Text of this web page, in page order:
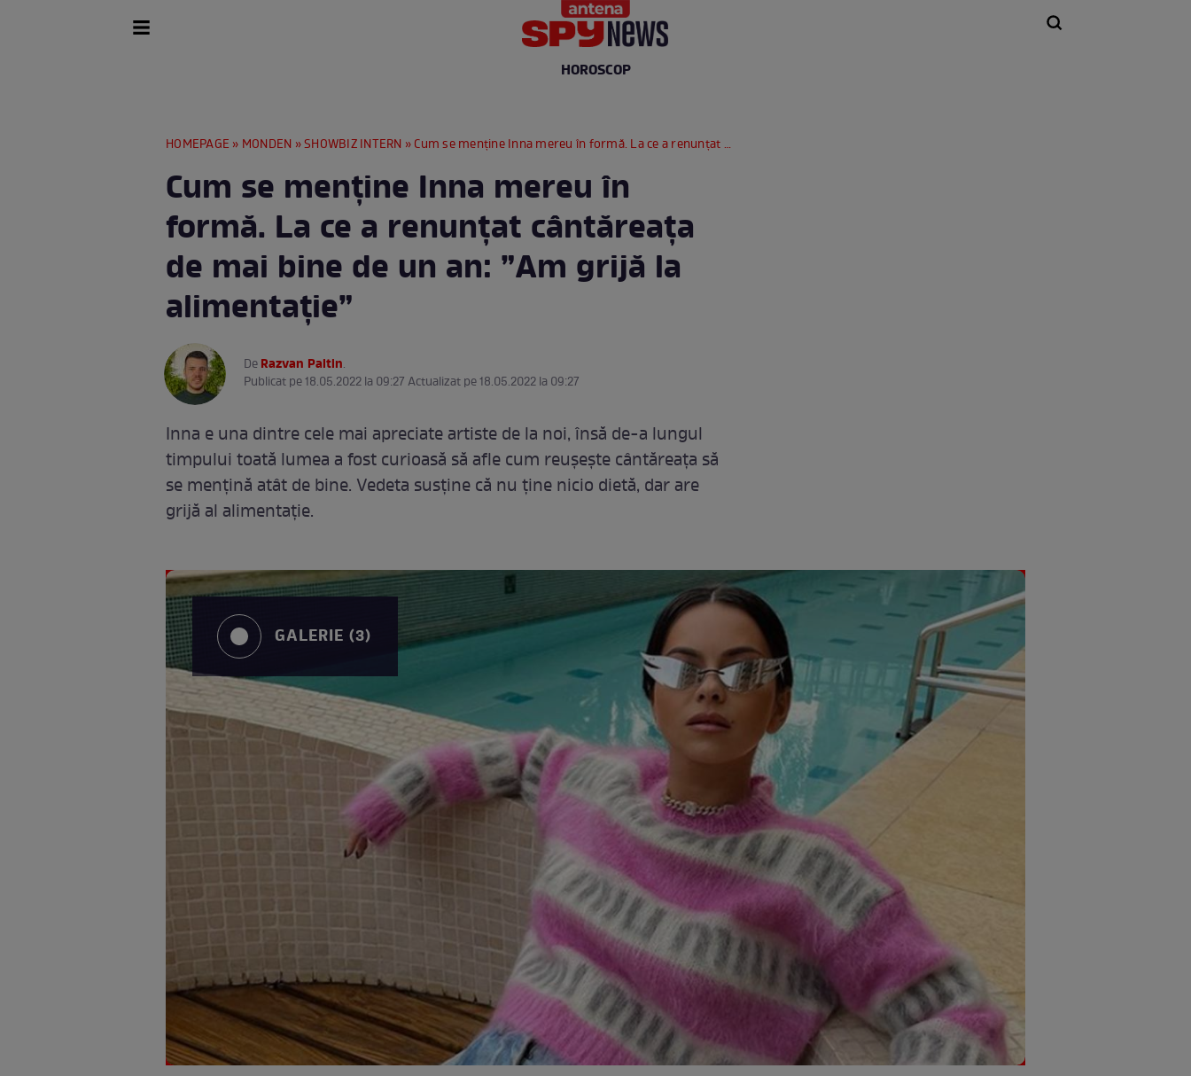
HOROSCOP
HOMEPAGE » MONDEN »SHOWBIZ INTERN » Cum se menține Inna mereu în formă. La ce a renunțat cântăreața de mai bine de un an: ”Am grijă la alimentație”
Cum se menține Inna mereu în
formă. La ce a renunțat cântăreața
de mai bine de un an: ”Am grijă la
alimentație”
DeRazvan Paltin.
Publicat pe 18.05.2022 la 09:27 Actualizat pe 18.05.2022 la 09:27
Inna e una dintre cele mai apreciate artiste de la noi, însă de-a lungul
timpului toată lumea a fost curioasă să afle cum reușește cântăreața să
se mențină atât de bine. Vedeta susține că nu ține nicio dietă, dar are
grijă al alimentație.
GALERIE (3)